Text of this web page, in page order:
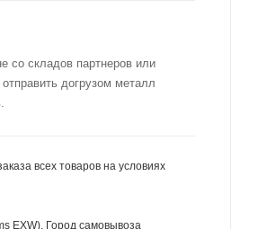
со складов партнеров или
догрузом металл
всех товаров на условиях
EXW). Город самовывоза